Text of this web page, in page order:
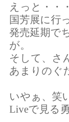
えっと・・・
国芳展に行
発売延期で
が。
そして、さ
あまりのぐ
いやぁ、笑
Liveで見る